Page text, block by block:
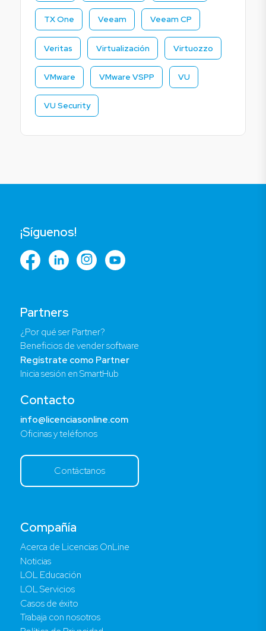
TX One Veeam Veeam CP
Veritas Virtualización Virtuozzo
VMware VMware VSPP VU
VU Security
Compañía
Acerca de Licencias OnLine
Noticias
LOL Educación
LOL Servicios
Casos de éxito
Trabaja con nosotros
Partners
¿Por qué ser Partner?
Beneficios de vender software
Regístrate como Partner
Inicia sesión en SmartHub
Contacto
info@licenciasonline.com
Oficinas y teléfonos
Contáctanos
¡Síguenos!